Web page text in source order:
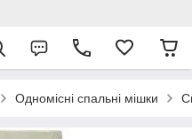
Одномісні спальні мішки